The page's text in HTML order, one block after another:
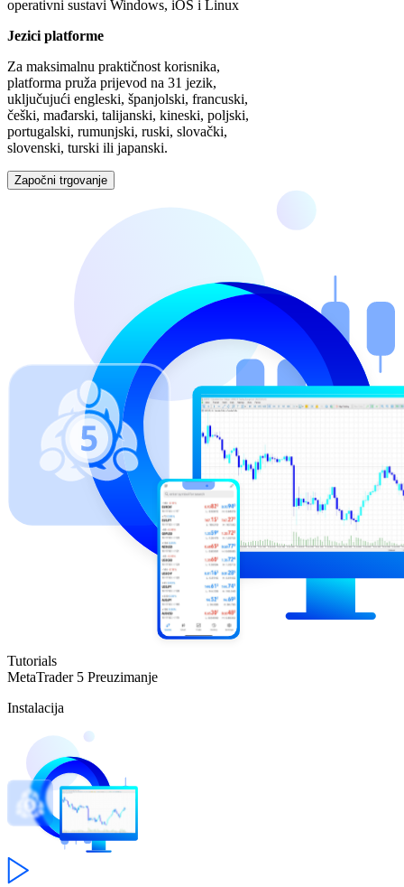
operativni sustavi Windows, iOS i Linux
Jezici platforme
Za maksimalnu praktičnost korisnika,
platforma pruža prijevod na 31 jezik,
uključujući engleski, španjolski, francuski,
češki, mađarski, talijanski, kineski, poljski,
portugalski, rumunjski, ruski, slovački,
slovenski, turski ili japanski.
Započni trgovanje
Tutorials
MetaTrader 5 Preuzimanje
Instalacija